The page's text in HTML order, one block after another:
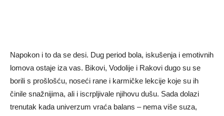
Napokon i to da se desi. Dug period bola, iskušenja i emotivnih
lomova ostaje iza vas. Bikovi, Vodolije i Rakovi dugo su se
borili s prošlošću, noseći rane i karmičke lekcije koje su ih
činile snažnijima, ali i iscrpljivale njihovu dušu. Sada dolazi
trenutak kada univerzum vraća balans – nema više suza,